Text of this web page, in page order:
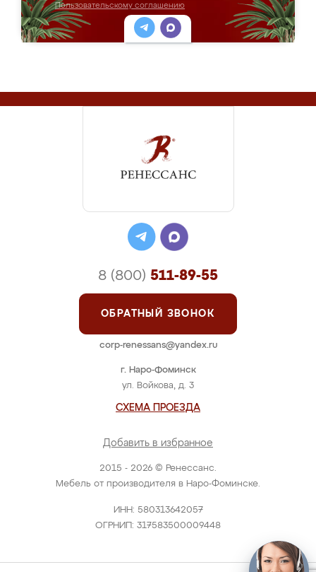
Пользовательскому соглашению
2015 - 2026 © Ренессанс.
Мебель от производителя в Наро-Фоминске.
ИНН: 580313642057
ОГРНИП: 317583500009448
г. Наро-Фоминск
ул. Войкова, д. 3
СХЕМА ПРОЕЗДА
Добавить в избранное
8 (800) 511-89-55
ОБРАТНЫЙ ЗВОНОК
corp-renessans@yandex.ru